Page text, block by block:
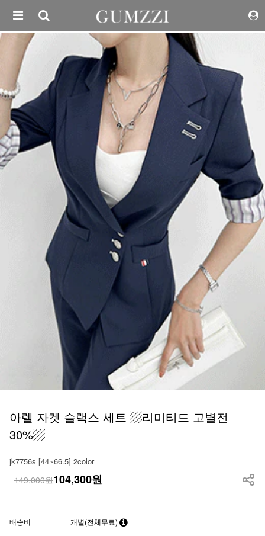
아렐 자켓 슬랙스 세트 ▨리미티드 고별전
30%▨
jk7756s [44~66.5] 2color
149,000원104,300원
배송비 개별(전체무료)